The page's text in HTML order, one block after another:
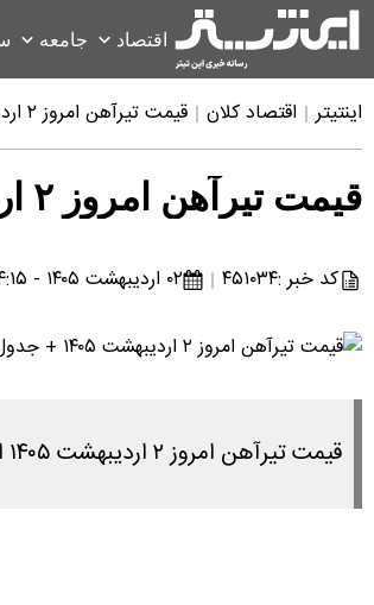
اقتصاد جامعه
اینتیتر اقتصاد کلان قیمت تیرآهن امروز ۲ اردیبهشت ۱۴۰۵ + جدول
قیمت تیرآهن امروز ۲ اردیبهشت ۱۴۰۵ + جدول
کد خبر :۴۵۱۰۳۴ ۰۲ اردیبهشت ۱۴۰۵ - ۱۴:۱۵
قیمت تیرآهن امروز ۲ اردیبهشت ۱۴۰۵ اعلام شد. بازار ثابت و بدون تغییر است.